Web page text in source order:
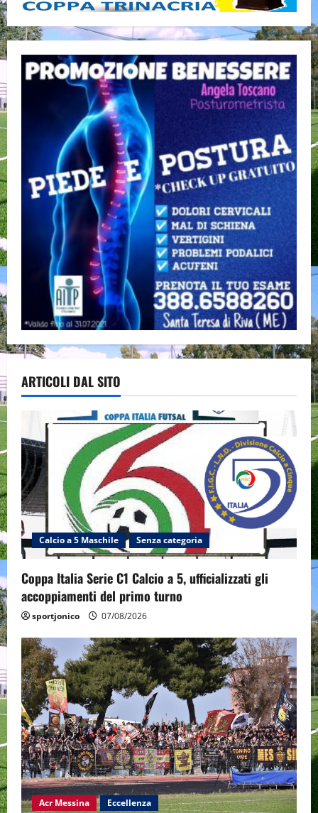
ARTICOLI DAL SITO
Calcio a 5 Maschile Senza categoria
Coppa Italia Serie C1 Calcio a 5, ufficializzati gli
accoppiamenti del primo turno
sportjonico 07/08/2026
Acr Messina Eccellenza